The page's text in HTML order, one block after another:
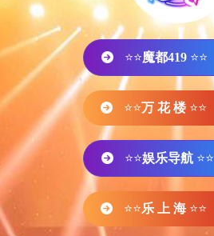
⭐⭐魔都419 ⭐⭐
⭐⭐万 花 楼 ⭐⭐
⭐⭐娱乐导航 ⭐⭐
⭐⭐乐 上 海 ⭐⭐